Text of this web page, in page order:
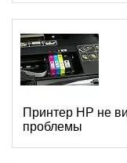
Принтер HP не
проблемы